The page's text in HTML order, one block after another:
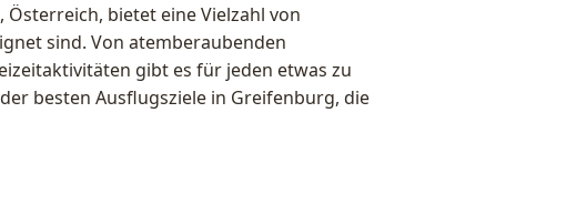
bietet eine Vielzahl von
sind. Von atemberaubenden
gibt es für jeden etwas zu
besten Ausflugsziele in Greifenburg, die